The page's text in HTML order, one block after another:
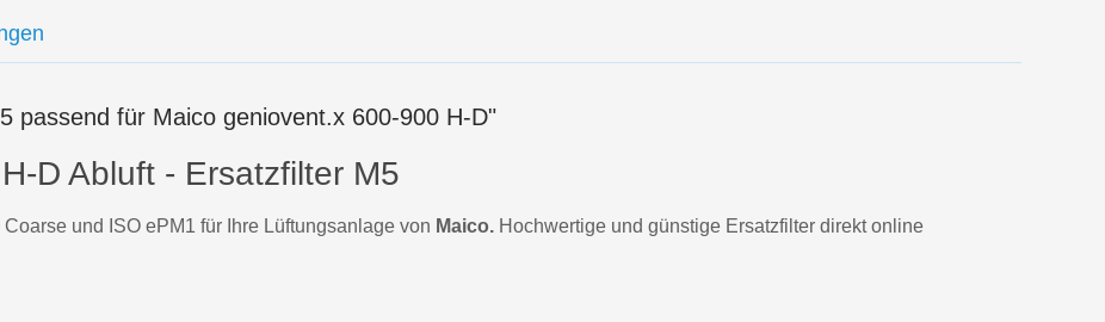
passend für Maico geniovent.x 600-900 H-D"
D Abluft - Ersatzfilter M5
Coarse und ISO ePM1 für Ihre Lüftungsanlage von Maico. Hochwertige und günstige Ersatzfilter direkt online